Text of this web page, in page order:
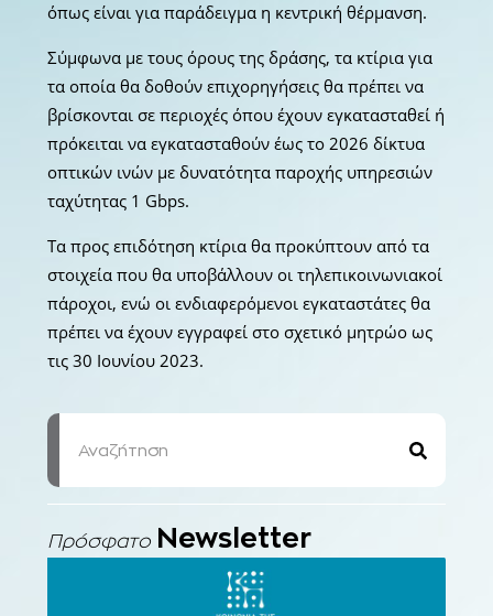
όπως είναι για παράδειγμα η κεντρική θέρμανση.
Σύμφωνα με τους όρους της δράσης, τα κτίρια για
τα οποία θα δοθούν επιχορηγήσεις θα πρέπει να
βρίσκονται σε περιοχές όπου έχουν εγκατασταθεί ή
πρόκειται να εγκατασταθούν έως το 2026 δίκτυα
οπτικών ινών με δυνατότητα παροχής υπηρεσιών
ταχύτητας 1 Gbps.
Τα προς επιδότηση κτίρια θα προκύπτουν από τα
στοιχεία που θα υποβάλλουν οι τηλεπικοινωνιακοί
πάροχοι, ενώ οι ενδιαφερόμενοι εγκαταστάτες θα
πρέπει να έχουν εγγραφεί στο σχετικό μητρώο ως
τις 30 Ιουνίου 2023.
Πρόσφατο Newsletter